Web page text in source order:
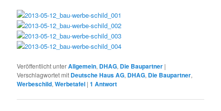
Veröffentlicht unterAllgemein, DHAG, Die Baupartner |
Verschlagwortet mit Deutsche Haus AG, DHAG, Die Baupartner,
Werbeschild,Werbetafel |1 Antwort